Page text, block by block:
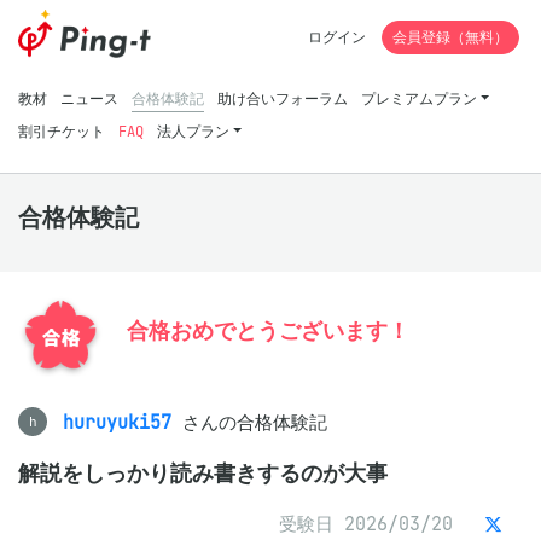
教材 ニュース 合格体験記 助け合いフォーラム
プレミアムプラン
割引チケット
FAQ 法人プラン
ログイン 会員登録（無料）
合格体験記
合格おめでとうございます！
h huruyuki57 さんの合格体験記
解説をしっかり読み書きするのが大事
受験日 2026/03/20